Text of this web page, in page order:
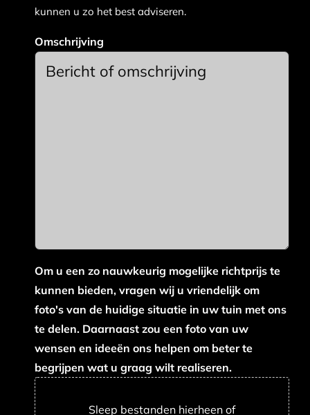
kunnen u zo het best adviseren.
Omschrijving
Om u een zo nauwkeurig mogelijke richtprijs te
kunnen bieden, vragen wij u vriendelijk om
foto's van de huidige situatie in uw tuin met ons
te delen. Daarnaast zou een foto van uw
wensen en ideeën ons helpen om beter te
begrijpen wat u graag wilt realiseren.
Sleep bestanden hierheen of